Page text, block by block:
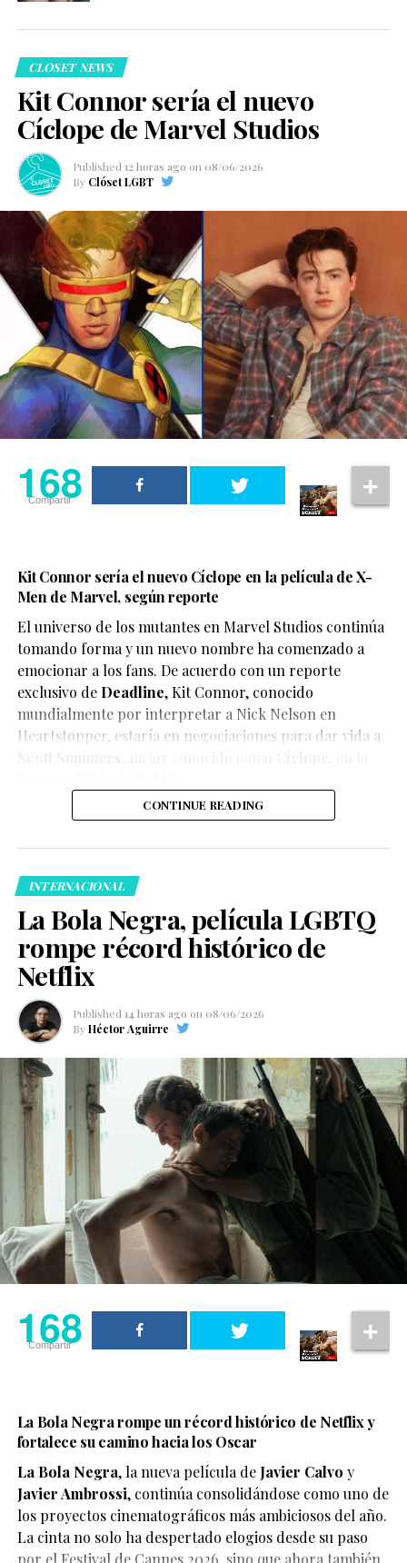
CLOSET NEWS
Kit Connor sería el nuevo
Cíclope de Marvel Studios
Published 12 horas ago on 08/06/2026
By Clóset LGBT
168
Compartir
Kit Connor sería el nuevo Cíclope en la película de X-
Men de Marvel, según reporte
El universo de los mutantes en Marvel Studios continúa
tomando forma y un nuevo nombre ha comenzado a
emocionar a los fans. De acuerdo con un reporte
exclusivo de Deadline,Kit Connor, conocido
mundialmente por interpretar a Nick Nelson en
Heartstopper, estaría en negociaciones para dar vida a
CONTINUE READING
INTERNACIONAL
La Bola Negra, película LGBTQ
rompe récord histórico de
Netflix
Published 14 horas ago on 08/06/2026
By Héctor Aguirre
168
Compartir
La Bola Negra rompe un récord histórico de Netflix y
fortalece su camino hacia los Oscar
La Bola Negra, la nueva película de Javier Calvo y
Javier Ambrossi, continúa consolidándose como uno de
los proyectos cinematográficos más ambiciosos del año.
La cinta no solo ha despertado elogios desde su paso
por el Festival de Cannes 2026, sino que ahora también